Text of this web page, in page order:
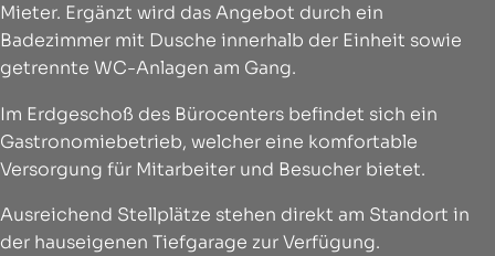
Mieter. Ergänzt wird das Angebot durch ein
Badezimmer mit Dusche innerhalb der Einheit sowie
getrennte WC-Anlagen am Gang.
Im Erdgeschoß des Bürocenters befindet sich ein
Gastronomiebetrieb, welcher eine komfortable
Versorgung für Mitarbeiter und Besucher bietet.
Ausreichend Stellplätze stehen direkt am Standort in
der hauseigenen Tiefgarage zur Verfügung.